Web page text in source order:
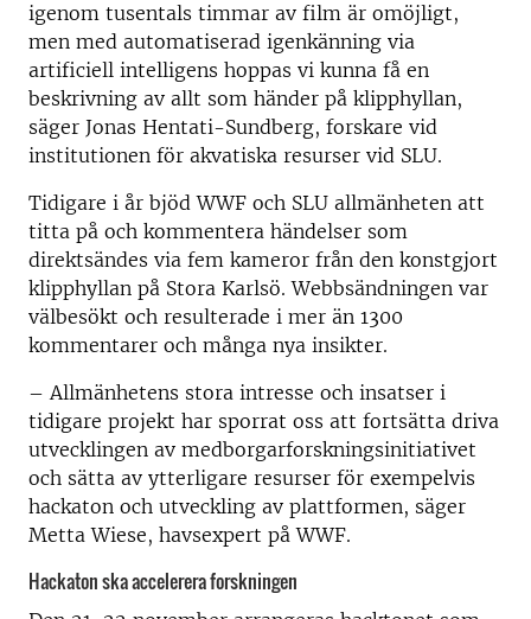
igenom tusentals timmar av film är omöjligt,
men med automatiserad igenkänning via
artificiell intelligens hoppas vi kunna få en
beskrivning av allt som händer på klipphyllan,
säger Jonas Hentati-Sundberg, forskare vid
institutionen för akvatiska resurser vid SLU.
Tidigare i år bjöd WWF och SLU allmänheten att
titta på och kommentera händelser som
direktsändes via fem kameror från den konstgjort
klipphyllan på Stora Karlsö. Webbsändningen var
välbesökt och resulterade i mer än 1300
kommentarer och många nya insikter.
– Allmänhetens stora intresse och insatser i
tidigare projekt har sporrat oss att fortsätta driva
utvecklingen av medborgarforskningsinitiativet
och sätta av ytterligare resurser för exempelvis
hackaton och utveckling av plattformen, säger
Metta Wiese, havsexpert på WWF.
Hackaton ska accelerera forskningen